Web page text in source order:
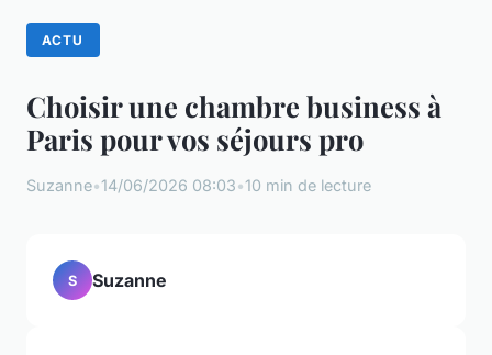
ACTU
Choisir une chambre business à
Paris pour vos séjours pro
Suzanne•14/06/2026 08:03•10 min de lecture
S Suzanne